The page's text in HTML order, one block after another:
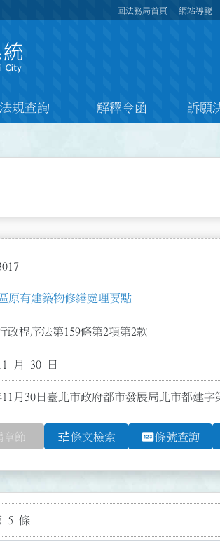
回法務局首頁 網站導覽
法規查詢 解釋令函 訴願
原有建築物修繕處理要點
政程序法第159條第2項第2款
月 30 日
月30日臺北市政府都市發展局北市都建字
章節 tune條文檢索 pin條號查詢
5 條